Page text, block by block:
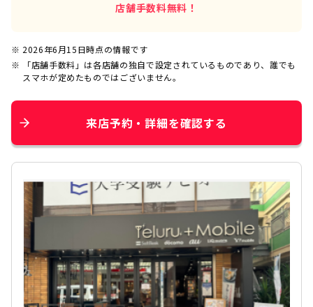
店舗手数料無料！
2026年6月15日時点の情報です
「店舗手数料」は各店舗の独自で設定されているものであり、誰でも
スマホが定めたものではございません。
来店予約・詳細を確認する